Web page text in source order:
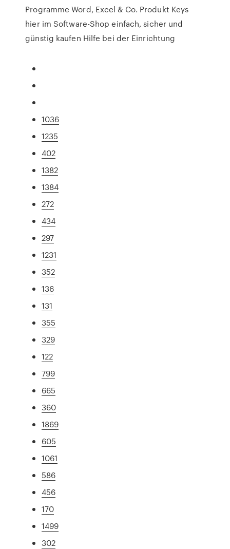
Programme Word, Excel & Co. Produkt Keys
hier im Software-Shop einfach, sicher und
günstig kaufen Hilfe bei der Einrichtung
1036
1235
402
1382
1384
272
434
297
1231
352
136
131
355
329
122
799
665
360
1869
605
1061
586
456
170
1499
302